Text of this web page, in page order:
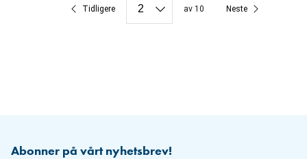
Tidligere av 10 Neste
Abonner på vårt nyhetsbrev!